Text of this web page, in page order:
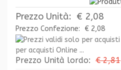
Prezzo Unità: € 2,08
Prezzo Confezione:
€ 2,08
per acquisti Online ...
Prezzo Unità lordo: € 2,81